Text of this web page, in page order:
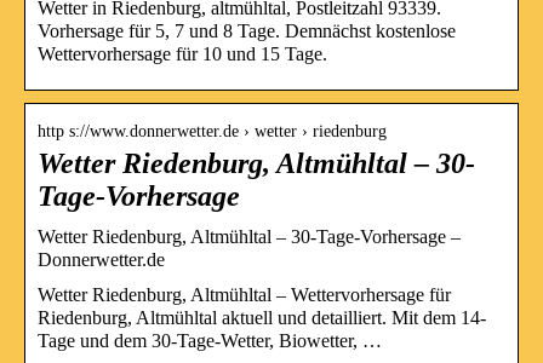
Wetter in Riedenburg, altmühltal, Postleitzahl 93339.
Vorhersage für 5, 7 und 8 Tage. Demnächst kostenlose
Wettervorhersage für 10 und 15 Tage.
http s://www.donnerwetter.de › wetter › riedenburg
Wetter Riedenburg, Altmühltal – 30-
Tage-Vorhersage
Wetter Riedenburg, Altmühltal – 30-Tage-Vorhersage –
Donnerwetter.de
Wetter Riedenburg, Altmühltal – Wettervorhersage für
Riedenburg, Altmühltal aktuell und detailliert. Mit dem 14-
Tage und dem 30-Tage-Wetter, Biowetter, …